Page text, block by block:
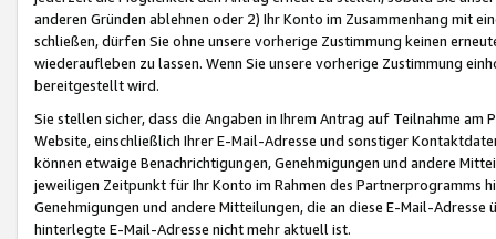
anderen Gründen ablehnen oder 2) Ihr Konto im Zusammenhang mit
schließen, dürfen Sie ohne unsere vorherige Zustimmung keinen
wiederaufleben zu lassen. Wenn Sie unsere vorherige Zustimmung
bereitgestellt wird.
Sie stellen sicher, dass die Angaben in Ihrem Antrag auf Teilnahme
Website, einschließlich Ihrer E-Mail-Adresse und sonstiger
können etwaige Benachrichtigungen, Genehmigungen und andere
jeweiligen Zeitpunkt für Ihr Konto im Rahmen des Partnerprogramms
Genehmigungen und andere Mitteilungen, die an diese E-Mail-
hinterlegte E-Mail-Adresse nicht mehr aktuell ist.